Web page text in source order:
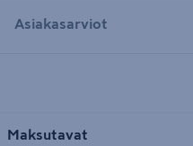
Asiakasarviot
Maksutavat